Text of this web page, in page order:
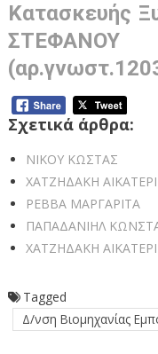
Κατασκευής
Σχετικά άρθρα:
ΝΙΚΟΥ ΚΩΣΤΑΣ
ΧΑΤΖΗΔΑΚΗ
ΡΕΒΒΑ ΜΑΡΓΑΡΙΤΑ
ΠΑΠΑΔΑΝΙΗΛ
ΧΑΤΖΗΔΑΚΗ
Tagged
Δ/νση Βιομηχανίας